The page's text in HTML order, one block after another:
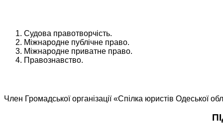
Судова правотворчість.
Міжнародне публічне право.
Міжнародне приватне право.
Правознавство.
Член Громадської організації «Спілка юристів Одеської